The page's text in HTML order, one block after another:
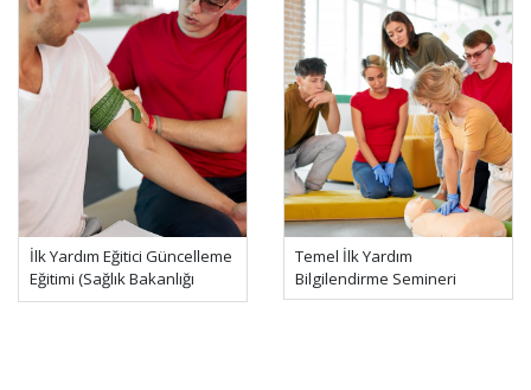
İlk Yardım Eğitici Güncelleme
Eğitimi (Sağlık Bakanlığı
Onaylı)
Temel İlk Yardım
Bilgilendirme Semineri